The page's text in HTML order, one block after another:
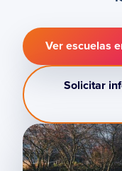
Ver escuelas
Solicitar